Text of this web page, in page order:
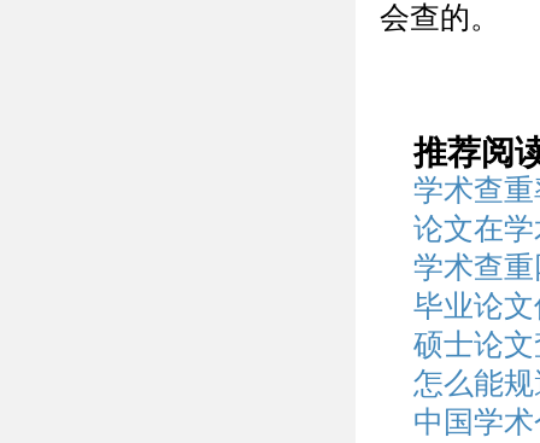
会查的。
推荐阅
学术查
论文在
学术查
毕业论
硕士论
怎么能
中国学